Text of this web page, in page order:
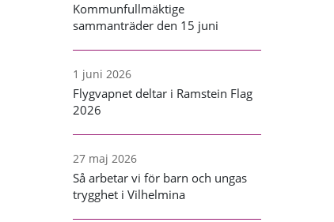
Kommunfullmäktige
sammanträder den 15 juni
1 juni 2026
Flygvapnet deltar i Ramstein Flag
2026
27 maj 2026
Så arbetar vi för barn och ungas
trygghet i Vilhelmina